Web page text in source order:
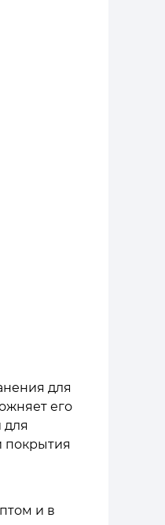
для
его
для
покрытия
и в